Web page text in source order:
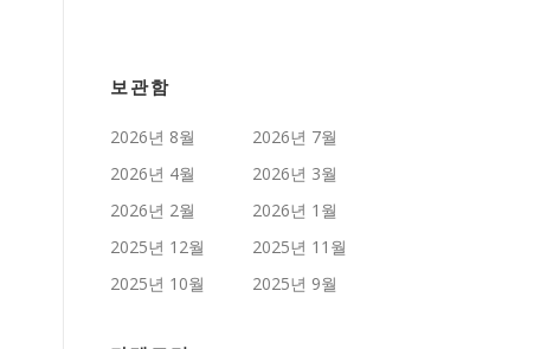
보관함
2026년 8월
2026년 7월
2026년 4월
2026년 3월
2026년 2월
2026년 1월
2025년 12월
2025년 11월
2025년 10월
2025년 9월